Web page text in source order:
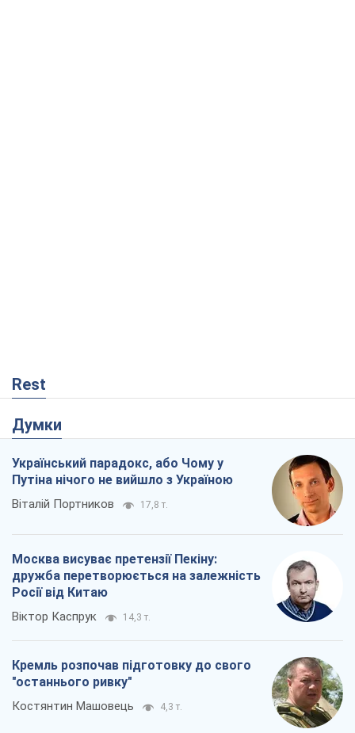
Rest
Думки
Український парадокс, або Чому у
Путіна нічого не вийшло з Україною
Віталій Портников 17,8 т.
Москва висуває претензії Пекіну:
дружба перетворюється на залежність
Росії від Китаю
Віктор Каспрук 14,3 т.
Кремль розпочав підготовку до свого
"останнього ривку"
Костянтин Машовець 4,3 т.